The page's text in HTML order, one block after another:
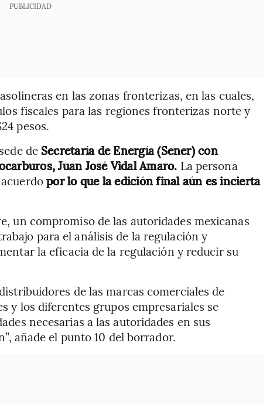
PUBLICIDAD
en las zonas fronterizas, en las cuales,
fiscales para las regiones fronterizas norte y
pesos.
de Secretaría de Energía (Sener) con
Juan José Vidal Amaro. La persona
por lo que la edición final aún es incierta
un compromiso de las autoridades mexicanas
para el análisis de la regulación y
la eficacia de la regulación y reducir su
de las marcas comerciales de
y los diferentes grupos empresariales se
necesarias a las autoridades en sus
añade el punto 10 del borrador.